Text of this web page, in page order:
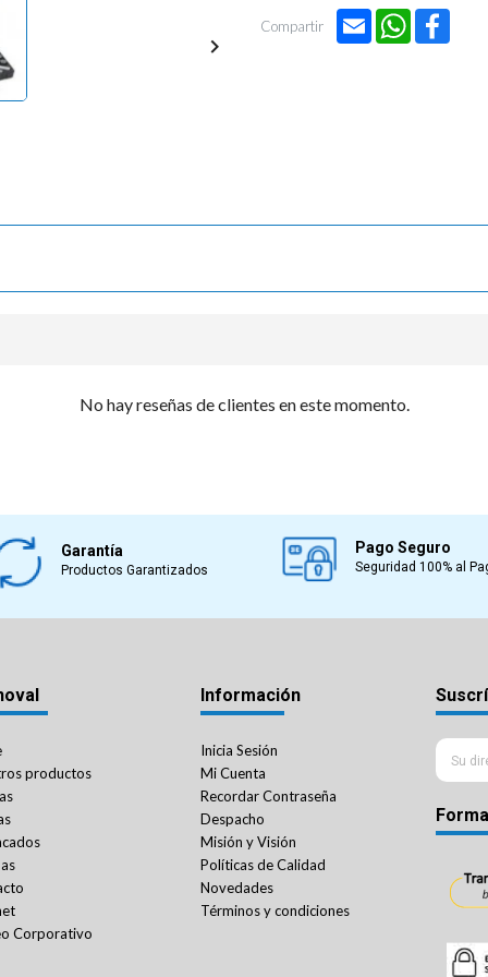

Compartir Email WhatsApp
No hay reseñas de clientes en este momento.
Garantía
Productos Garantizados
Pago Seguro
Seguridad 100% al
productos
Corporativo
Información
Inicia Sesión
Mi Cuenta
Recordar Contraseña
Despacho
Misión y Visión
Políticas de Calidad
Novedades
Términos y condiciones